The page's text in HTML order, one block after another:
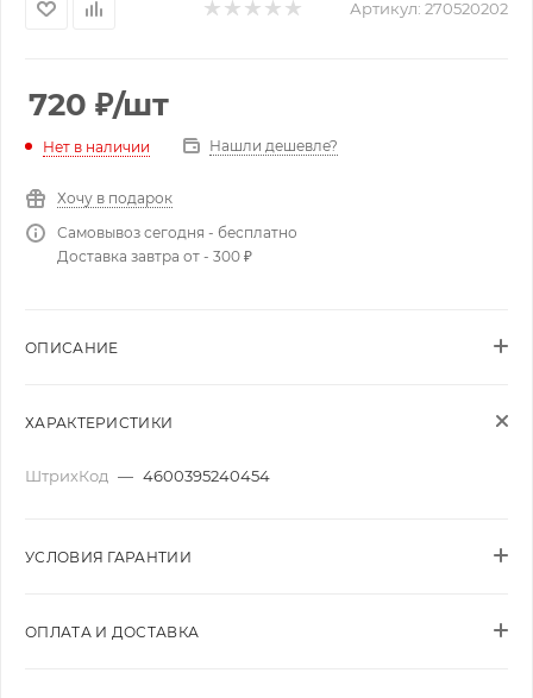
Артикул: 270520202
720 ₽/шт
Нет в наличии Нашли дешевле?
Хочу в подарок
Самовывоз сегодня - бесплатно
Доставка завтра от - 300 ₽
ОПИСАНИЕ
ХАРАКТЕРИСТИКИ
ШтрихКод — 4600395240454
УСЛОВИЯ ГАРАНТИИ
ОПЛАТА И ДОСТАВКА